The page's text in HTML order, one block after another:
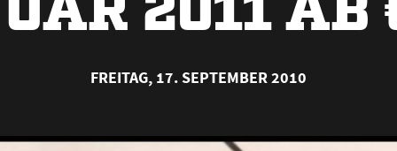
FREITAG, 17. SEPTEMBER 2010